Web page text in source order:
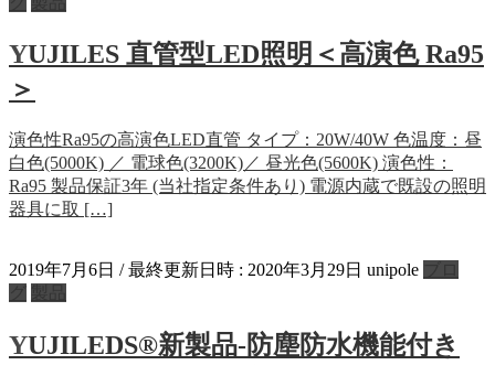
YUJILES 直管型LED照明＜高演色 Ra95
＞
演色性Ra95の高演色LED直管 タイプ：20W/40W 色温度：昼
白色(5000K) ／ 電球色(3200K)／ 昼光色(5600K) 演色性：
Ra95 製品保証3年 (当社指定条件あり) 電源内蔵で既設の照明
器具に取 […]
2019年7月6日 / 最終更新日時 : 2020年3月29日 unipole
YUJILEDS®新製品-防塵防水機能付き